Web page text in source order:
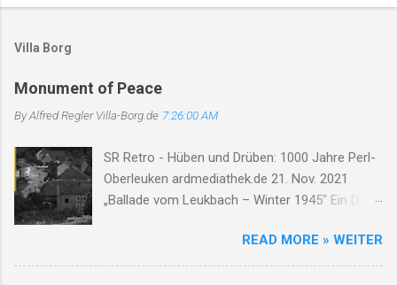
o
e
n
a
r
e
Villa Borg
Monument of Peace
By Alfred ReglerVilla-Borg.de 7:26:00 AM
SR Retro - Hüben und Drüben: 1000 Jahre Perl-
Oberleuken ardmediathek.de 21. Nov. 2021
„Ballade vom Leukbach – Winter 1945“ Ein Dorf,
Luft so rau. Der Leukbach fließt, doch trägt nun
Leid, durch Trümmer, Tod und Einsamkeit. Im
READ MORE » WEITER